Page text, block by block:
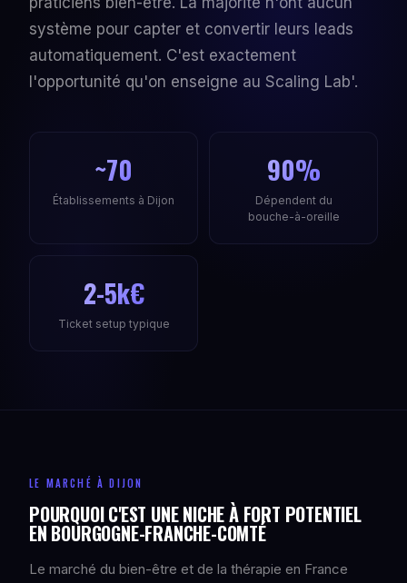
système pour capter et convertir leurs leads
automatiquement. C'est exactement
l'opportunité qu'on enseigne au Scaling Lab'.
~70
Établissements à Dijon
90%
Dépendent du
bouche-à-oreille
2-5k€
Ticket setup typique
LE MARCHÉ À DIJON
POURQUOI C'EST UNE NICHE À FORT POTENTIEL
EN BOURGOGNE-FRANCHE-COMTÉ
Le marché du bien-être et de la thérapie en France